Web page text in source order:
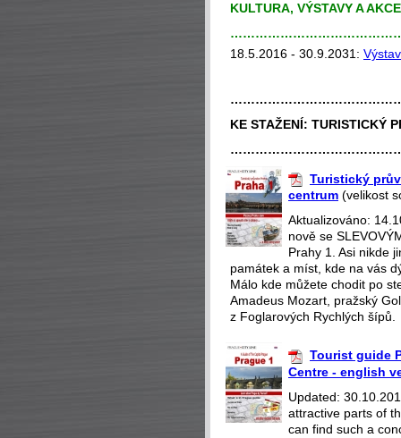
KULTURA, VÝSTAVY A
18.5.2016 - 30.9.2031:
KE STAŽENÍ: TURISTICKÝ
Turistický
centrum (velikost
Aktualizováno:
nově se
Prahy 1. Asi nikde
památek a míst, kde na vás
Málo kde můžete chodit po
Amadeus Mozart, pražský
z Foglarových Rychlých šípů.
Tourist guide
Centre - english
Updated:
attractive parts of
can find such a